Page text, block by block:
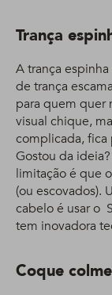
Trança
A trança
de trança
para quem quer
visual chique,
complicada, fica
Gostou da
limitação é que
(ou escovados).
cabelo é usar o
tem inovadora
Coque